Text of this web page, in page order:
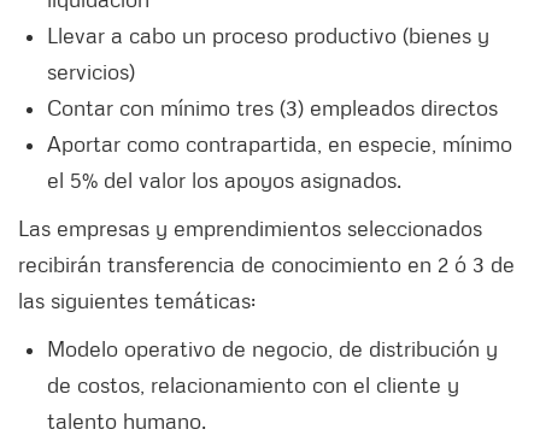
Llevar a cabo un proceso productivo (bienes y
servicios)
Contar con mínimo tres (3) empleados directos
Aportar como contrapartida, en especie, mínimo
el 5% del valor los apoyos asignados.
Las empresas y emprendimientos seleccionados
recibirán transferencia de conocimiento en 2 ó 3 de
las siguientes temáticas:
Modelo operativo de negocio, de distribución y
de costos, relacionamiento con el cliente y
talento humano.